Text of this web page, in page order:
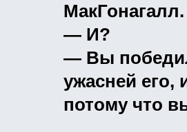
— И?
— Вы
ужасней его,
потому что